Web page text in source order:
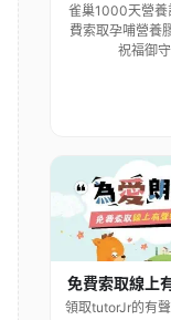
雀巢1000天營養
費索取孕哺營養
祝福御守
免費索取線上
領取tutorJr的有